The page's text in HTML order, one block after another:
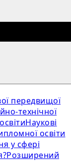
передвищої
технічної
Наукові
освіти
у сфері
Розширений